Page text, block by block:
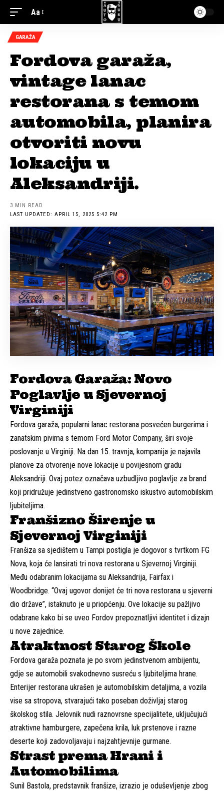
Aa
GARAŽA
Fordova garaža,
vintage lanac
restorana s temom
automobila, planira
otvoriti novu
lokaciju u
Aleksandriji.
LAST UPDATED: APRIL 15, 2025 5:42 PM
3 MIN READ
Fordova Garaža: Novo
Poglavlje u Sjevernoj
Virginiji
Fordova garaža, popularni lanac restorana posvećen burgerima i
zanatskim pivima s temom Ford Motor Company, širi svoje
poslovanje u Virginiji. Na dan 15. travnja, kompanija je najavila
planove za otvorenje nove lokacije u povijesnom gradu
Aleksandriji. Ovaj potez označava uzbudljivo poglavlje za brand
koji pridružuje jedinstveno gastronomsko iskustvo automobilskim
ljubiteljima.
Franšizno Širenje u
Sjevernoj Virginiji
Franšiza sa sjedištem u Tampi postigla je dogovor s tvrtkom FG
Nova, koja će lansirati tri nova restorana u Sjevernoj Virginiji.
Među odabranim lokacijama su Aleksandrija, Fairfax i
Woodbridge. “Ovaj ugovor donijet će tri nova restorana u sjeverni
dio države”, istaknuto je u priopćenju. Ove lokacije su pažljivo
odabrane kako bi se uveo Fordov prepoznatljivi identitet i dizajn
u nove zajednice.
Atraktnost Starog Škole
Fordova garaža poznata je po svom jedinstvenom ambijentu,
gdje se automobili svakodnevno susreću s ljubiteljima hrane.
Enterijer restorana ukrašen je automobilskim detaljima, a vozila
vise sa stropova, stvarajući tako poseban doživljaj starog
školskog stila. Jelovnik nudi raznovrsne specijalitete, uključujući
atraktivne hamburgere, zapečena krila, luk prstenove i razne
deserte koji zadovoljavaju i najzahtjevnije gurmane.
Strast prema Hrani i
Automobilima
Sunil Bastola, predstavnik franšize, izrazio je oduševljenje zbog